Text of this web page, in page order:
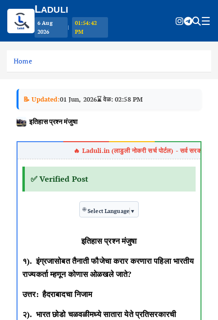
Home
📝 Updated:01 Jun, 2026⌛ वेळ: 02:58 PM
इतिहास प्रश्न मंजुषा
✅ Verified Post
🌐 Select Language ▼
इतिहास प्रश्न मंजुषा
१). इंग्रजासोबत तैनाती फौजेचा करार करणारा पहिला भारतीय
राज्यकर्ता म्हणून कोणास ओळखले जाते?
उत्तर: हैदराबादचा निजाम
२). भारत छोडो चळवळीमध्ये सातारा येते प्रतिसरकारची
LADULI
6 Aug
2026
|
01:54:43
PM
☰